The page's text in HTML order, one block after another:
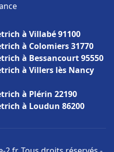
à Villabé 91100
à Colomiers 31770
à Bessancourt 95550
à Villers lès Nancy
à Plérin 22190
à Loudun 86200